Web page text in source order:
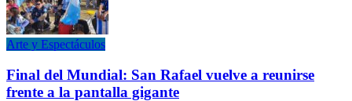
Arte y Espectáculos
Final del Mundial: San Rafael vuelve a reunirse
frente a la pantalla gigante